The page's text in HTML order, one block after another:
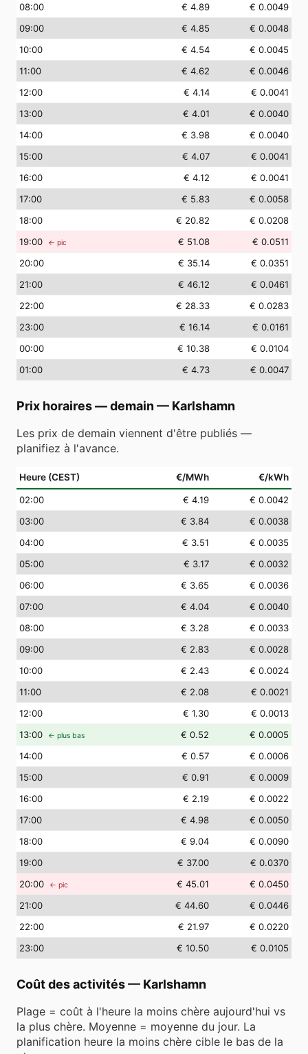
08:00 € 4.89
€ 0.0049
09:00 € 4.85
€ 0.0048
10:00 € 4.54
€ 0.0045
11:00 € 4.62
€ 0.0046
12:00 € 4.14
€ 0.0041
13:00 € 4.01
€ 0.0040
14:00 € 3.98
€ 0.0040
15:00 € 4.07
€ 0.0041
16:00 € 4.12
€ 0.0041
17:00 € 5.83
€ 0.0058
18:00 € 20.82
€ 0.0208
19:00 ← pic € 51.08
€ 0.0511
20:00 € 35.14
€ 0.0351
21:00 € 46.12
€ 0.0461
22:00 € 28.33
€ 0.0283
23:00 € 16.14
€ 0.0161
00:00 € 10.38
€ 0.0104
01:00 € 4.73 € 0.0047
Prix horaires — demain — Karlshamn
Les prix de demain viennent d'être publiés —
planifiez à l'avance.
Heure (CEST) €/MWh €/kWh
02:00 € 4.19
€ 0.0042
03:00 € 3.84
€ 0.0038
04:00 € 3.51
€ 0.0035
05:00 € 3.17
€ 0.0032
06:00 € 3.65
€ 0.0036
07:00 € 4.04
€ 0.0040
08:00 € 3.28
€ 0.0033
09:00 € 2.83
€ 0.0028
10:00 € 2.43
€ 0.0024
11:00 € 2.08
€ 0.0021
12:00 € 1.30
€ 0.0013
13:00 ← plus bas € 0.52
€ 0.0005
14:00 € 0.57
€ 0.0006
15:00 € 0.91
€ 0.0009
16:00 € 2.19
€ 0.0022
17:00 € 4.98
€ 0.0050
18:00 € 9.04
€ 0.0090
19:00 € 37.00
€ 0.0370
20:00 ← pic € 45.01
€ 0.0450
21:00 € 44.60
€ 0.0446
22:00 € 21.97
€ 0.0220
23:00 € 10.50 € 0.0105
Coût des activités— Karlshamn
Plage = coût à l'heure la moins chère aujourd'hui vs
la plus chère. Moyenne = moyenne du jour. La
planification heure la moins chère cible le bas de la